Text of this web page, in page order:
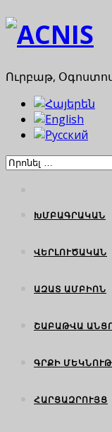
Ուրբաթ,
ԽՄԲԱԳՐԱԿԱՆ
ՎԵՐԼՈՒԾԱԿԱՆ
ԱԶԱՏ ԱՄԲԻՈՆ
ՇԱԲԱԹՎԱ
ԳՐՔԻ
ՀԱՐՑԱԶՐՈՒՅՑ